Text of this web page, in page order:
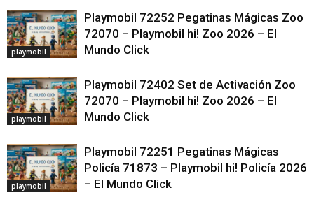
playmobil
Playmobil 72252 Pegatinas Mágicas Zoo
72070 – Playmobil hi! Zoo 2026 – El
Mundo Click
playmobil
Playmobil 72402 Set de Activación Zoo
72070 – Playmobil hi! Zoo 2026 – El
Mundo Click
playmobil
Playmobil 72251 Pegatinas Mágicas
Policía 71873 – Playmobil hi! Policía 2026
– El Mundo Click